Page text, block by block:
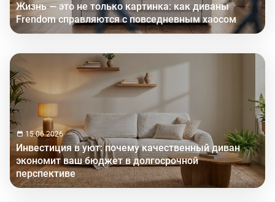
Жизнь — это не только картинка: как диваны
Frendom справляются с повседневным хаосом
15.06.2026
Инвестиция в уют: почему качественный диван
экономит ваш бюджет в долгосрочной
перспективе